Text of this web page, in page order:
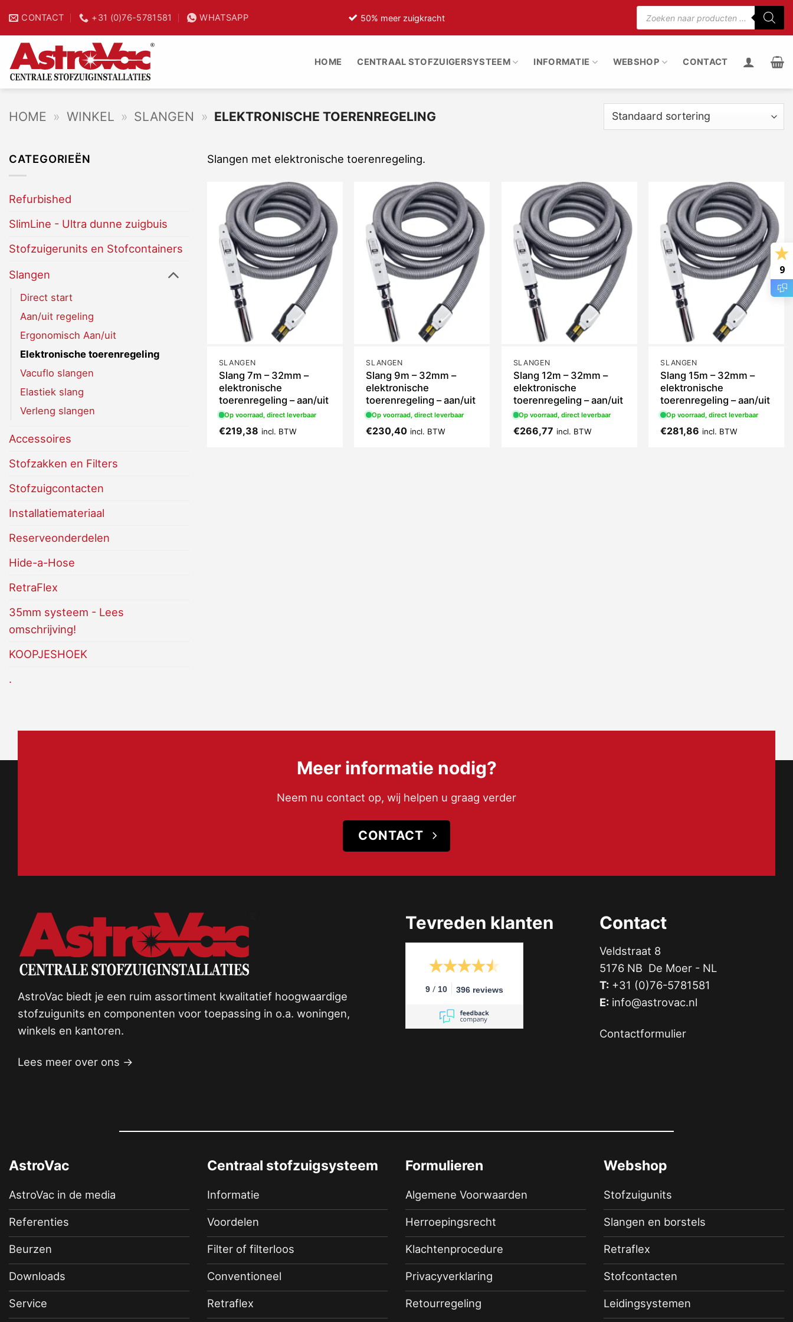
naar
inhoud
CONTACT +31 (0)76-5781581 WHATSAPP
25% tijdwinst 50% meer zuigkracht 100% stof uit de
Producten
zoeken
HOME CENTRAAL STOFZUIGERSYSTEEM INFORMATIE WEBSHOP CONTACT
HOME » WINKEL » SLANGEN » ELEKTRONISCHE TOERENREGELING
CATEGORIEËN
Refurbished
SlimLine - Ultra dunne zuigbuis
Stofzuigerunits en Stofcontainers
Slangen
Direct start
Aan/uit regeling
Ergonomisch Aan/uit
Elektronische toerenregeling
Vacuflo slangen
Elastiek slang
Verleng slangen
Accessoires
Stofzakken en Filters
Stofzuigcontacten
Installatiemateriaal
Reserveonderdelen
Hide-a-Hose
RetraFlex
35mm systeem - Lees
omschrijving!
KOOPJESHOEK
.
Slangen met elektronische toerenregeling.
SLANGEN
Slang 7m – 32mm –
elektronische
toerenregeling – aan/uit
Op voorraad, direct leverbaar
€219,38 incl. BTW
SLANGEN
Slang 9m – 32mm –
elektronische
toerenregeling – aan/uit
Op voorraad, direct leverbaar
€230,40 incl. BTW
SLANGEN
Slang 12m – 32mm –
elektronische
toerenregeling – aan/uit
Op voorraad, direct leverbaar
€266,77 incl. BTW
SLANGEN
Slang 15m – 32mm –
elektronische
toerenregeling – aan/uit
Op voorraad, direct leverbaar
€281,86 incl. BTW
Meer informatie nodig?
Neem nu contact op, wij helpen u graag verder
CONTACT
AstroVac biedt je een ruim assortiment kwalitatief hoogwaardige
stofzuigunits en componenten voor toepassing in o.a. woningen,
winkels en kantoren.
Lees meer over ons →
Tevreden klanten
9 / 10 396 reviews
Contact
Veldstraat 8
5176 NB De Moer - NL
T: +31 (0)76-5781581
E: info@astrovac.nl
Contactformulier
AstroVac
AstroVac in de media
Referenties
Beurzen
Downloads
Service
Centraal stofzuigsysteem
Informatie
Voordelen
Filter of filterloos
Conventioneel
Retraflex
Formulieren
Algemene Voorwaarden
Herroepingsrecht
Klachtenprocedure
Privacyverklaring
Retourregeling
Webshop
Stofzuigunits
Slangen en borstels
Retraflex
Stofcontacten
Leidingsystemen
9